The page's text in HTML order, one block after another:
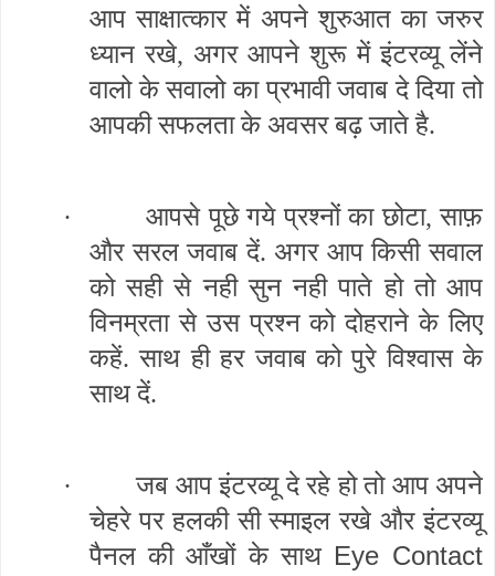
आप साक्षात्कार में अपने शुरुआत का जरुर
ध्यान रखे, अगर आपने शुरू में इंटरव्यू लेंने
वालो के सवालो का प्रभावी जवाब दे दिया तो
आपकी सफलता के अवसर बढ़ जाते है.
·
आपसे पूछे गये प्रश्नों का छोटा, साफ़
और सरल जवाब दें. अगर आप किसी सवाल
को सही से नही सुन नही पाते हो तो आप
विनम्रता से उस प्रश्न को दोहराने के लिए
कहें. साथ ही हर जवाब को पुरे विश्वास के
साथ दें.
·
जब आप इंटरव्यू दे रहे हो तो आप अपने
चेहरे पर हलकी सी स्माइल रखे और इंटरव्यू
पैनल की आँखों के साथ Eye Contact